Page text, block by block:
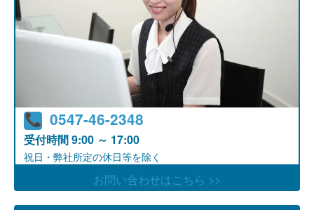
0547-46-2348
受付時間9:00 ～ 17:00
祝日・弊社所定の休日等を除く
お問い合わせはこちら >>